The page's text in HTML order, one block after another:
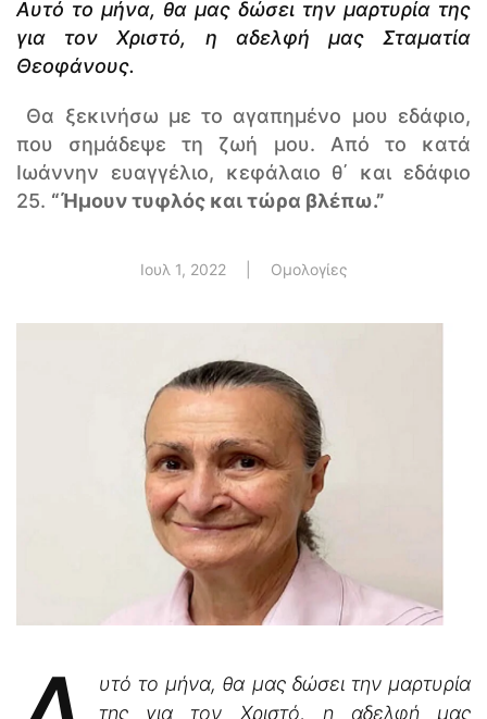
Αυτό το μήνα, θα μας δώσει την μαρτυρία της
για τον Χριστό, η αδελφή μας Σταματία
Θεοφάνους.
Θα ξεκινήσω με το αγαπημένο μου εδάφιο,
που σημάδεψε τη ζωή μου. Από το κατά
Ιωάννην ευαγγέλιο, κεφάλαιο θ΄ και εδάφιο
25. “Ήμουν τυφλός και τώρα βλέπω.”
Ιουλ 1, 2022| Ομολογίες
υτό το μήνα, θα μας δώσει την μαρτυρία
της για τον Χριστό, η αδελφή μας